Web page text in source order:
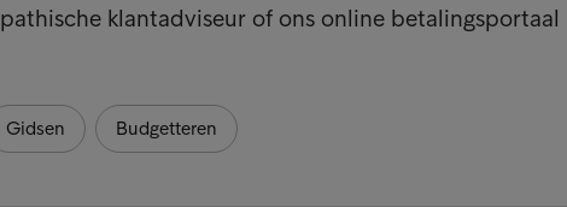
klantadviseur of ons online betalingsportaal
Gidsen Budgetteren